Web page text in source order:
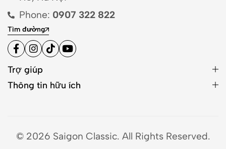
Phone: 0907 322 822
Tìm đường
Trợ giúp
Thông tin hữu ích
© 2026 Saigon Classic. All Rights Reserved.